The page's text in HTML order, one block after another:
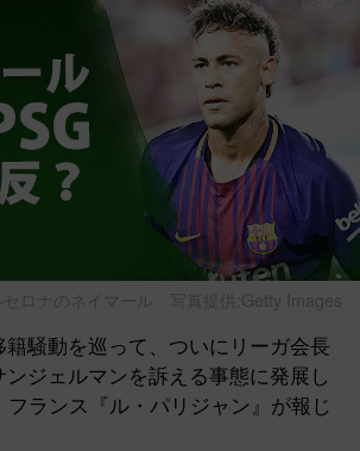
セロナのネイマール 写真提供:Getty Images
騒動を巡って、ついにリーガ会長
ジェルマンを訴える事態に発展し
フランス『ル・パリジャン』が報じ